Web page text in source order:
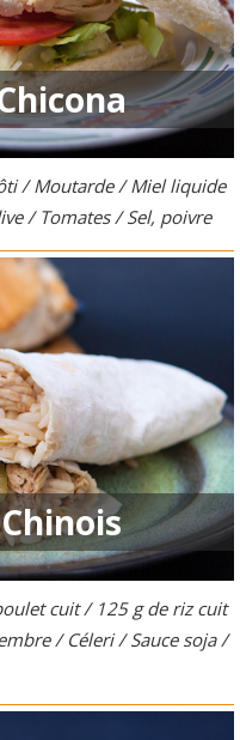
/ Moutarde / Miel liquide
/ Tomates / Sel, poivre
cuit / 125 g de riz cuit
/ Céleri / Sauce soja /